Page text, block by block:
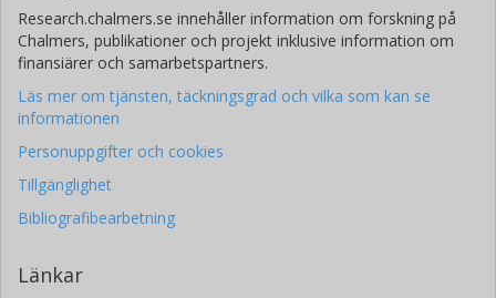
Research.chalmers.se innehåller information om forskning på
Chalmers, publikationer och projekt inklusive information om
finansiärer och samarbetspartners.
Läs mer om tjänsten, täckningsgrad och vilka som kan se
informationen
Personuppgifter och cookies
Tillgänglighet
Bibliografibearbetning
Länkar